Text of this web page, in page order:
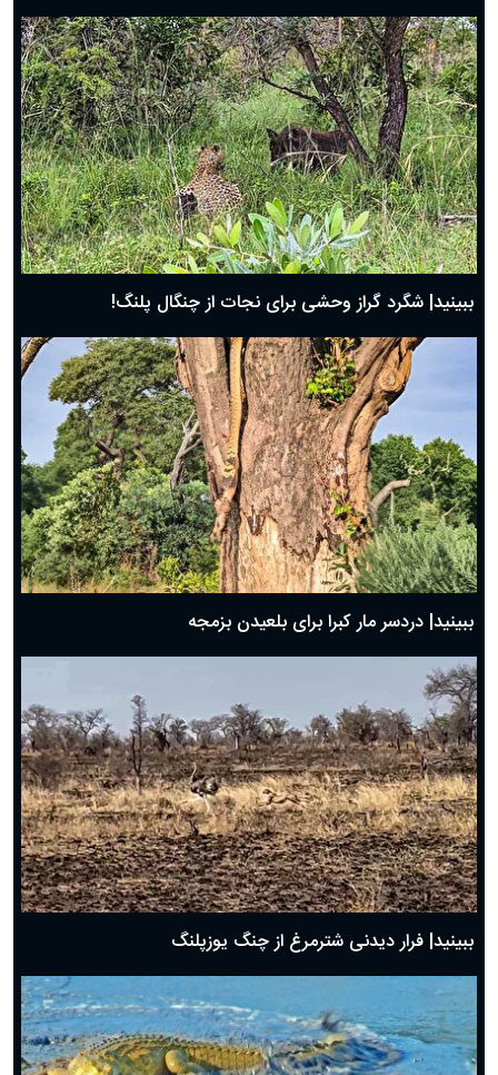
ببینید| شگرد گراز وحشی برای نجات از چنگال پلنگ!
ببینید| دردسر مار کبرا برای بلعیدن بزمجه
ببینید| فرار دیدنی شترمرغ از چنگ یوزپلنگ